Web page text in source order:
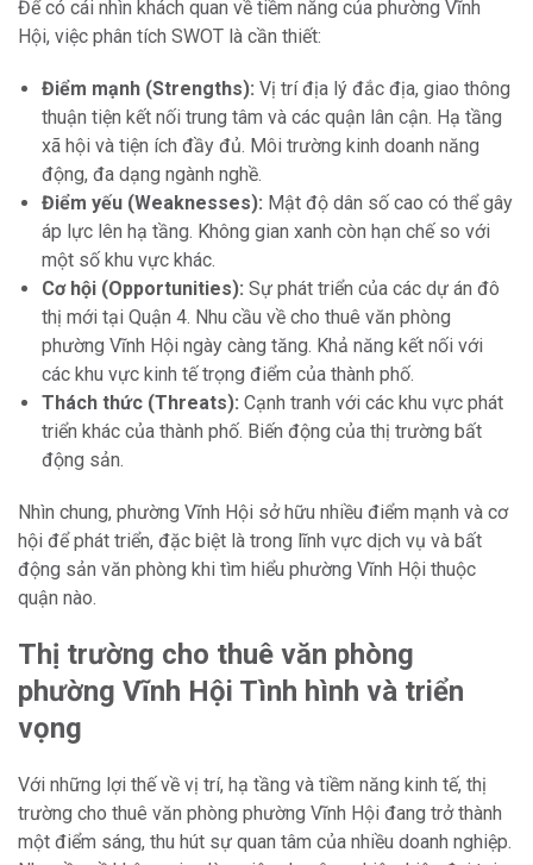
Để có cái nhìn khách quan về tiềm năng của phường Vĩnh
Hội, việc phân tích SWOT là cần thiết:
Điểm mạnh (Strengths): Vị trí địa lý đắc địa, giao thông
thuận tiện kết nối trung tâm và các quận lân cận. Hạ tầng
xã hội và tiện ích đầy đủ. Môi trường kinh doanh năng
động, đa dạng ngành nghề.
Điểm yếu (Weaknesses): Mật độ dân số cao có thể gây
áp lực lên hạ tầng. Không gian xanh còn hạn chế so với
một số khu vực khác.
Cơ hội (Opportunities): Sự phát triển của các dự án đô
thị mới tại Quận 4. Nhu cầu về cho thuê văn phòng
phường Vĩnh Hội ngày càng tăng. Khả năng kết nối với
các khu vực kinh tế trọng điểm của thành phố.
Thách thức (Threats): Cạnh tranh với các khu vực phát
triển khác của thành phố. Biến động của thị trường bất
động sản.
Nhìn chung, phường Vĩnh Hội sở hữu nhiều điểm mạnh và cơ
hội để phát triển, đặc biệt là trong lĩnh vực dịch vụ và bất
động sản văn phòng khi tìm hiểu phường Vĩnh Hội thuộc
quận nào.
Thị trường cho thuê văn phòng
phường Vĩnh Hội Tình hình và triển
vọng
Với những lợi thế về vị trí, hạ tầng và tiềm năng kinh tế, thị
trường cho thuê văn phòng phường Vĩnh Hội đang trở thành
một điểm sáng, thu hút sự quan tâm của nhiều doanh nghiệp.